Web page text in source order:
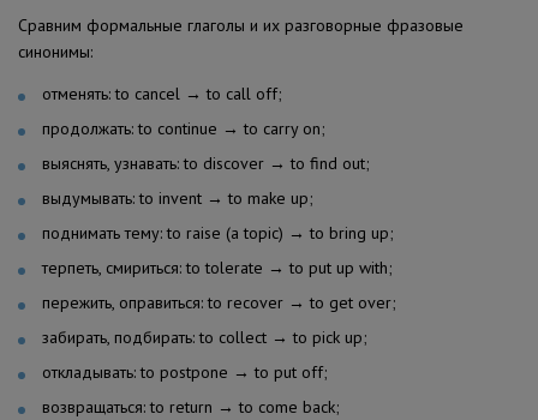
Сравним формальные глаголы и их разговорные фразовые
синонимы:
отменять: to cancel → to call off;
продолжать: to continue → to carry on;
выяснять, узнавать: to discover → to find out;
выдумывать: to invent → to make up;
поднимать тему: to raise (a topic) → to bring up;
терпеть, смириться: to tolerate → to put up with;
пережить, оправиться: to recover → to get over;
забирать, подбирать: to collect → to pick up;
откладывать: to postpone → to put off;
возвращаться: to return → to come back;